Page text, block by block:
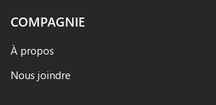
COMPAGNIE
À propos
Nous joindre